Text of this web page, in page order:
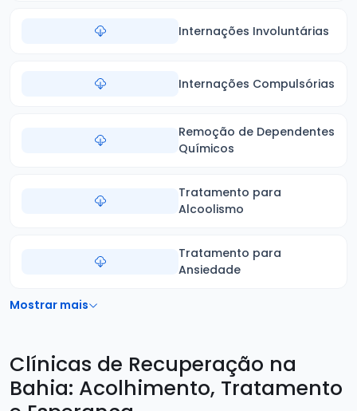
Internações Involuntárias
Internações Compulsórias
Remoção de Dependentes
Químicos
Tratamento para
Alcoolismo
Tratamento para
Ansiedade
Mostrar mais
Clínicas de Recuperação na
Bahia: Acolhimento, Tratamento